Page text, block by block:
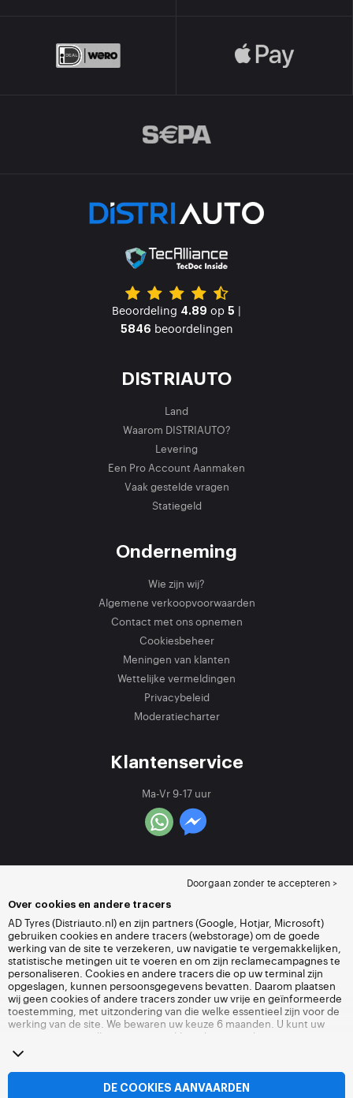
Beoordeling 4.89 op 5 |
5846 beoordelingen
DISTRIAUTO
Land
Waarom DISTRIAUTO?
Levering
Een Pro Account Aanmaken
Vaak gestelde vragen
Statiegeld
Onderneming
Wie zijn wij?
Algemene verkoopvoorwaarden
Contact met ons opnemen
Cookiesbeheer
Meningen van klanten
Wettelijke vermeldingen
Privacybeleid
Moderatiecharter
Klantenservice
Ma-Vr 9-17 uur
Doorgaan zonder te accepteren >
Over cookies en andere tracers
AD Tyres (Distriauto.nl) en zijn partners (Google, Hotjar, Microsoft)
gebruiken cookies en andere tracers (webstorage) om de goede
werking van de site te verzekeren, uw navigatie te vergemakkelijken,
statistische metingen uit te voeren en om zijn reclamecampagnes te
personaliseren. Cookies en andere tracers die op uw terminal zijn
opgeslagen, kunnen persoonsgegevens bevatten. Daarom plaatsen
wij geen cookies of andere tracers zonder uw vrije en geïnformeerde
toestemming, met uitzondering van die welke essentieel zijn voor de
werking van de site. We bewaren uw keuze 6 maanden. U kunt uw
toestemming op elk moment intrekken door naar de pagina over
cookies en andere tracers
surfen zonder het deponeren van cookies of andere tracers te
aanvaarden. Weigering verhindert de toegang tot diensten niet
Distriauto.nl. Voor meer informatie,bezoek de cookies en andere
DE COOKIES AANVAARDEN